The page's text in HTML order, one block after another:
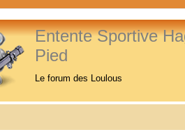
Entente Sportive
Pied
Le forum des Loulous